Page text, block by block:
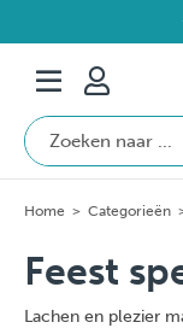
Home > Categorieën
Feest
Lachen en plezier